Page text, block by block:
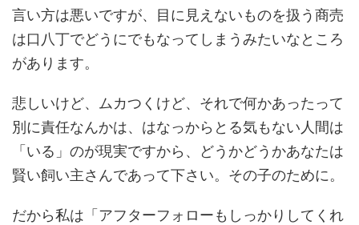
言い方は悪いですが、目に見えないものを扱う商売
は口八丁でどうにでもなってしまうみたいなところ
があります。
悲しいけど、ムカつくけど、それで何かあったって
別に責任なんかは、はなっからとる気もない人間は
「いる」のが現実ですから、どうかどうかあなたは
賢い飼い主さんであって下さい。その子のために。
だから私は「アフターフォローもしっかりしてくれ